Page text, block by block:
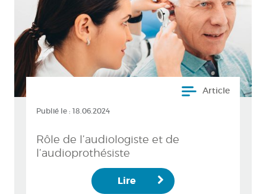
Article
Publié le : 18.06.2024
Rôle de l’audiologiste et de
l’audioprothésiste
Lire